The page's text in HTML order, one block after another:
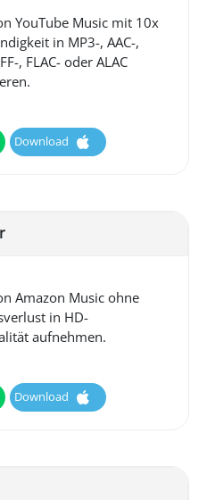
YouTube Music mit 10x
in MP3-, AAC-,
, FLAC- oder ALAC
Download
Amazon Music ohne
in HD-
aufnehmen.
Download